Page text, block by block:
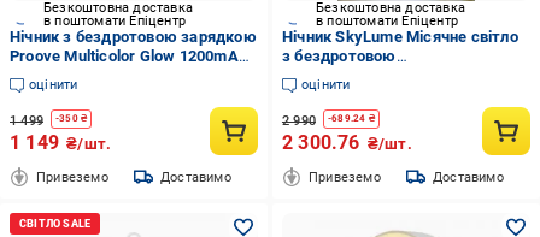
Безкоштовна доставка
в поштомати Епіцентр
Нічник з бездротовою зарядкою
Proove Multicolor Glow 1200mAh
15W для
Android/Samsung/Apple/iPhone
(2814425521)
оцінити
1 499 -350₴
1 149 ₴/шт.
Привеземо Доставимо
Безкоштовна доставка
в поштомати Епіцентр
Нічник SkyLume Місячне світло
з бездротовою
зарядкою/bluetooth колонкою/
аромадифузором 15W Червоний
(2833604904)
оцінити
2 990 -689.24 ₴
2 300.76 ₴/шт.
Привеземо Доставимо